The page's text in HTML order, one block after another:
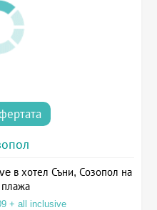
в хотел Съни, Созопол на
+ all inclusive